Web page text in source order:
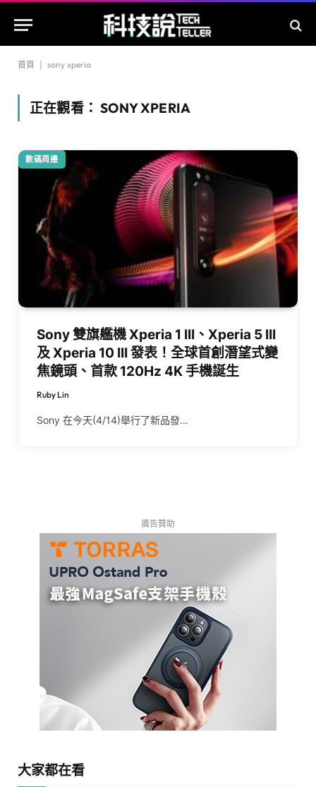
首頁 sony xperia
正在觀看：SONY XPERIA
數碼周邊
Sony 雙旗艦機 Xperia 1 III、Xperia 5 III
及 Xperia 10 III 發表！全球首創潛望式變
焦鏡頭、首款 120Hz 4K 手機誕生
Ruby Lin
Sony 在今天(4/14)舉行了新品發…
廣告贊助
大家都在看